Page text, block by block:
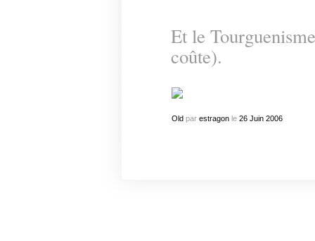
Et le
coûte).
Old par estragonle 26 Juin 2006